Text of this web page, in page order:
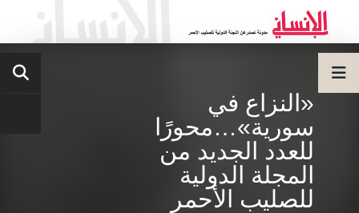
«النزاع في
سورية»…محورًا
للعدد الجديد من
المجلة الدولية
للصليب الأحمر